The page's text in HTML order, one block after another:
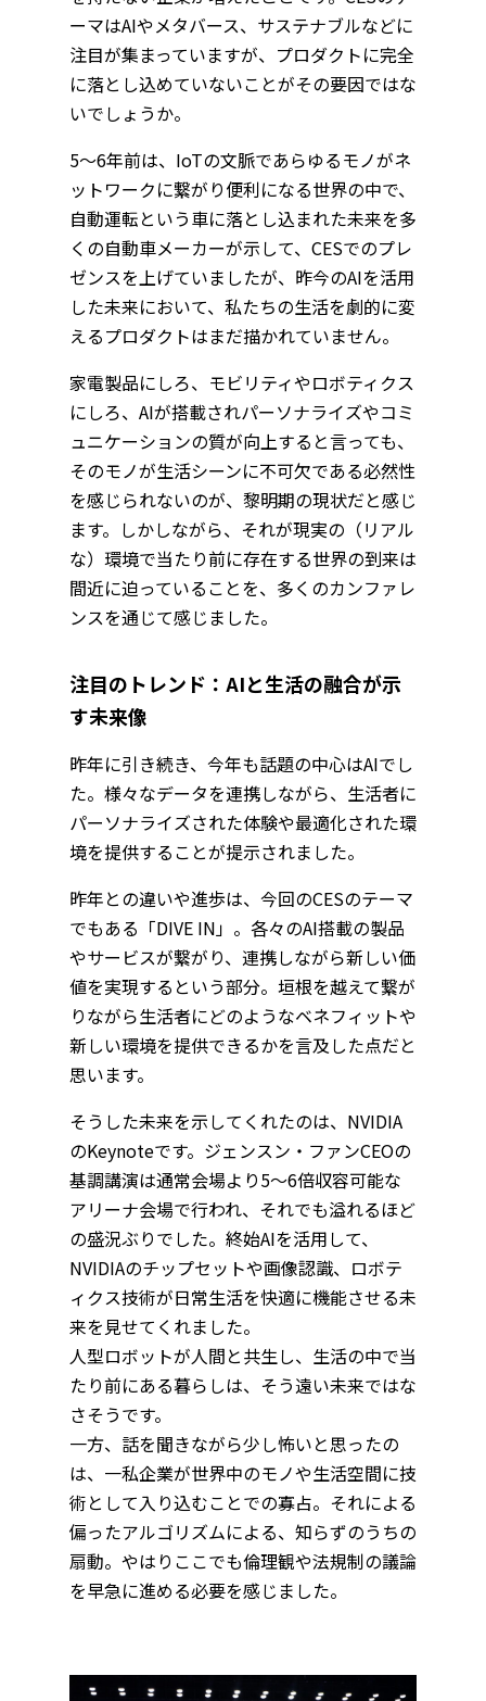
ーマはAIやメタバース、サステナブルなどに
注目が集まっていますが、プロダクトに完全
に落とし込めていないことがその要因ではな
いでしょうか。
5～6年前は、IoTの文脈であらゆるモノがネ
ットワークに繋がり便利になる世界の中で、
自動運転という車に落とし込まれた未来を多
くの自動車メーカーが示して、CESでのプレ
ゼンスを上げていましたが、昨今のAIを活用
した未来において、私たちの生活を劇的に変
えるプロダクトはまだ描かれていません。
家電製品にしろ、モビリティやロボティクス
にしろ、AIが搭載されパーソナライズやコミ
ュニケーションの質が向上すると言っても、
そのモノが生活シーンに不可欠である必然性
を感じられないのが、黎明期の現状だと感じ
ます。しかしながら、それが現実の（リアル
な）環境で当たり前に存在する世界の到来は
間近に迫っていることを、多くのカンファレ
ンスを通じて感じました。
注目のトレンド：AIと生活の融合が示
す未来像
昨年に引き続き、今年も話題の中心はAIでし
た。様々なデータを連携しながら、生活者に
パーソナライズされた体験や最適化された環
境を提供することが提示されました。
昨年との違いや進歩は、今回のCESのテーマ
でもある「DIVE IN」。各々のAI搭載の製品
やサービスが繋がり、連携しながら新しい価
値を実現するという部分。垣根を越えて繋が
りながら生活者にどのようなベネフィットや
新しい環境を提供できるかを言及した点だと
思います。
そうした未来を示してくれたのは、NVIDIA
のKeynoteです。ジェンスン・ファンCEOの
基調講演は通常会場より5～6倍収容可能な
アリーナ会場で行われ、それでも溢れるほど
の盛況ぶりでした。終始AIを活用して、
NVIDIAのチップセットや画像認識、ロボテ
ィクス技術が日常生活を快適に機能させる未
来を見せてくれました。
人型ロボットが人間と共生し、生活の中で当
たり前にある暮らしは、そう遠い未来ではな
さそうです。
一方、話を聞きながら少し怖いと思ったの
は、一私企業が世界中のモノや生活空間に技
術として入り込むことでの寡占。それによる
偏ったアルゴリズムによる、知らずのうちの
扇動。やはりここでも倫理観や法規制の議論
を早急に進める必要を感じました。